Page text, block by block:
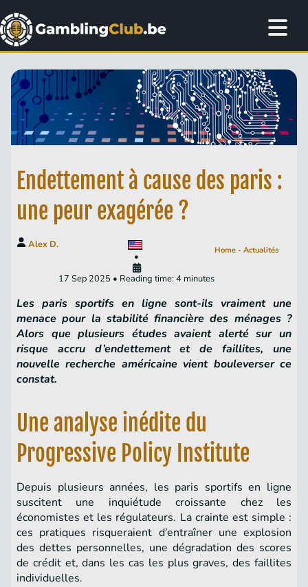
Endettement à cause des paris :
une peur exagérée ?
Alex D.
•
17 Sep 2025 • Reading time: 4 minutes
Home - Actualités
Les paris sportifs en ligne sont-ils vraiment une
menace pour la stabilité financière des ménages ?
Alors que plusieurs études avaient alerté sur un
risque accru d’endettement et de faillites, une
nouvelle recherche américaine vient bouleverser ce
constat.
Une analyse inédite du
Progressive Policy Institute
Depuis plusieurs années, les paris sportifs en ligne
suscitent une inquiétude croissante chez les
économistes et les régulateurs. La crainte est simple :
ces pratiques risqueraient d’entraîner une explosion
des dettes personnelles, une dégradation des scores
de crédit et, dans les cas les plus graves, des faillites
individuelles.